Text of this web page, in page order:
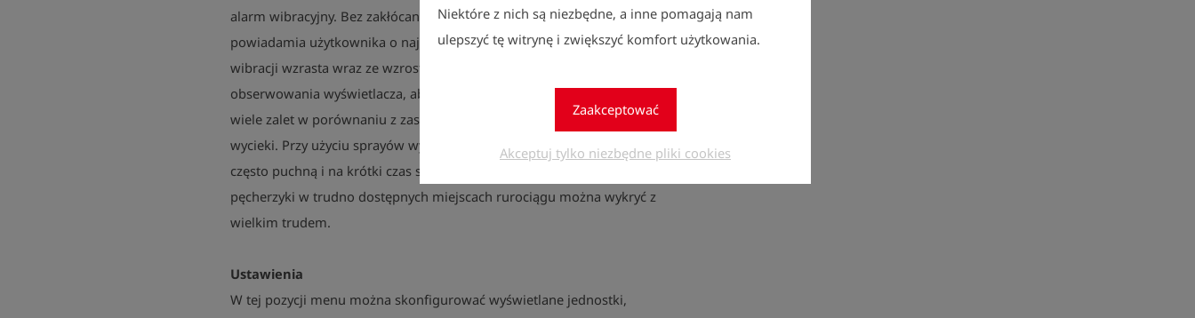
Niektóre z nich są niezbędne, a inne pomagają nam
ulepszyć tę witrynę i zwiększyć komfort użytkowania.
Zaakceptować
Akceptuj tylko niezbędne pliki cookies
alarm wibracyjny. Bez zakłócania osób w otoczeniu urządzenie
powiadamia użytkownika o najmniejszych śladach gazu. Częstotliwość
wibracji wzrasta wraz ze wzrostem stężenia gazu. Nie ma potrzeby
obserwowania wyświetlacza, aby wykryć wyciek. Użycie LeckOmiO ma
wiele zalet w porównaniu z zastosowaniem sprayów wykrywających
wycieki. Przy użyciu sprayów wykrywających, naprawione połączenia
często puchną i na krótki czas stają się ponownie „szczelne”. Małe
pęcherzyki w trudno dostępnych miejscach rurociągu można wykryć z
wielkim trudem.
Ustawienia
W tej pozycji menu można skonfigurować wyświetlane jednostki,